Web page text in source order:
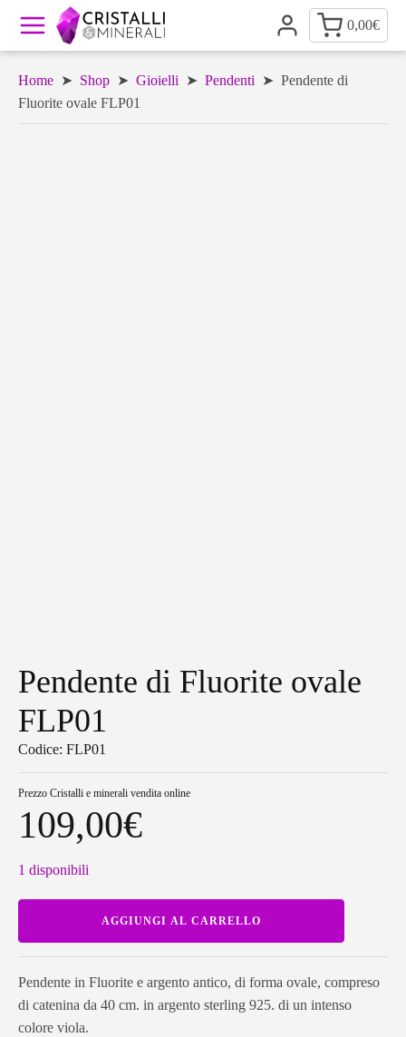
0,00€
Home ➤ Shop ➤ Gioielli ➤ Pendenti ➤ Pendente di
Fluorite ovale FLP01
Pendente di Fluorite ovale
FLP01
Codice: FLP01
Prezzo Cristalli e minerali vendita online
109,00€
1 disponibili
Fluorite
ovale
quantità
AGGIUNGI AL CARRELLO
Pendente in Fluorite e argento antico, di forma ovale, compreso
di catenina da 40 cm. in argento sterling 925. di un intenso
colore viola.